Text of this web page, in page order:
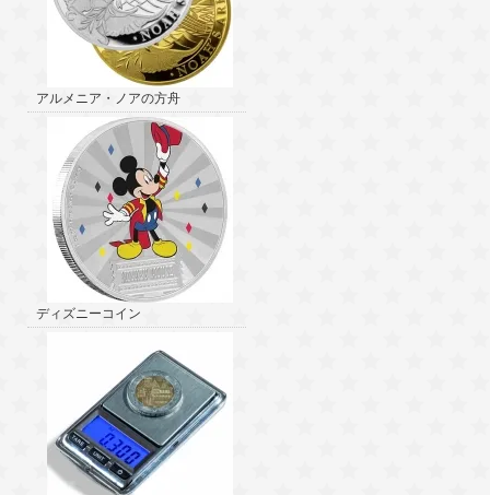
アルメニア・ノアの方舟
ディズニーコイン